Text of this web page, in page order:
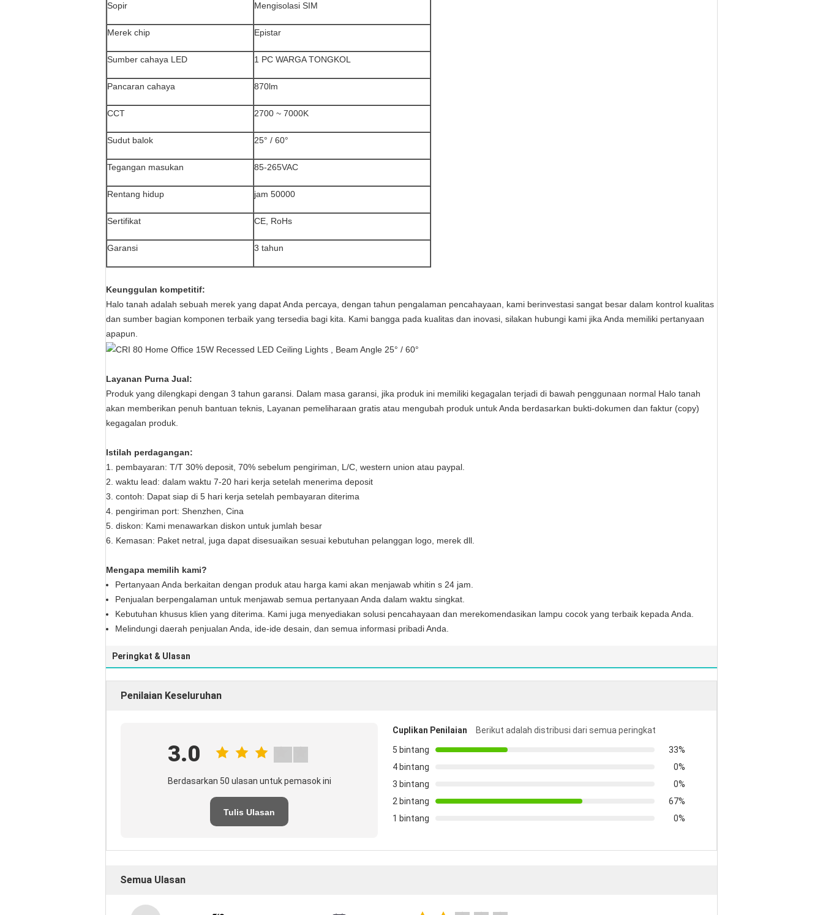
Sopir Mengisolasi SIM
Merek chip Epistar
Sumber cahaya LED 1 PC WARGA TONGKOL
Pancaran cahaya 870lm
CCT 2700 ~ 7000K
Sudut balok 25° / 60°
Tegangan masukan 85-265VAC
Rentang hidup jam 50000
Sertifikat CE, RoHs
Garansi 3 tahun
Keunggulan kompetitif:
Halo tanah adalah sebuah merek yang dapat Anda percaya, dengan tahun pengalaman pencahayaan, kami berinvestasi sangat besar dalam kontrol kualitas
dan sumber bagian komponen terbaik yang tersedia bagi kita. Kami bangga pada kualitas dan inovasi, silakan hubungi kami jika Anda memiliki pertanyaan
apapun.
Layanan Purna Jual:
Produk yang dilengkapi dengan 3 tahun garansi. Dalam masa garansi, jika produk ini memiliki kegagalan terjadi di bawah penggunaan normal Halo tanah
akan memberikan penuh bantuan teknis, Layanan pemeliharaan gratis atau mengubah produk untuk Anda berdasarkan bukti-dokumen dan faktur (copy)
kegagalan produk.
Istilah perdagangan:
1. pembayaran: T/T 30% deposit, 70% sebelum pengiriman, L/C, western union atau paypal.
2. waktu lead: dalam waktu 7-20 hari kerja setelah menerima deposit
3. contoh: Dapat siap di 5 hari kerja setelah pembayaran diterima
4. pengiriman port: Shenzhen, Cina
5. diskon: Kami menawarkan diskon untuk jumlah besar
6. Kemasan: Paket netral, juga dapat disesuaikan sesuai kebutuhan pelanggan logo, merek dll.
Mengapa memilih kami?
Pertanyaan Anda berkaitan dengan produk atau harga kami akan menjawab whitin s 24 jam.
Penjualan berpengalaman untuk menjawab semua pertanyaan Anda dalam waktu singkat.
Kebutuhan khusus klien yang diterima. Kami juga menyediakan solusi pencahayaan dan merekomendasikan lampu cocok yang terbaik kepada Anda.
Melindungi daerah penjualan Anda, ide-ide desain, dan semua informasi pribadi Anda.
Peringkat & Ulasan
Penilaian Keseluruhan
3.0
Berdasarkan 50 ulasan untuk pemasok ini
Tulis Ulasan
Cuplikan Penilaian
Berikut adalah distribusi dari semua peringkat
5 bintang
33%
4 bintang
0%
3 bintang
0%
2 bintang
67%
1 bintang
0%
Semua Ulasan